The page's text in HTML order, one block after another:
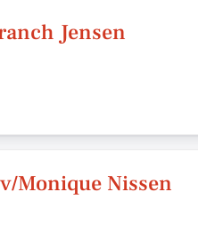
Jensen
Monique Nissen